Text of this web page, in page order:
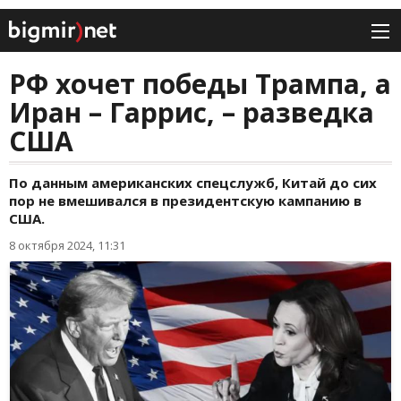
РФ хочет победы Трампа, а
Иран – Гаррис, – разведка
США
По данным американских спецслужб, Китай до сих
пор не вмешивался в президентскую кампанию в
США.
8 октября 2024, 11:31